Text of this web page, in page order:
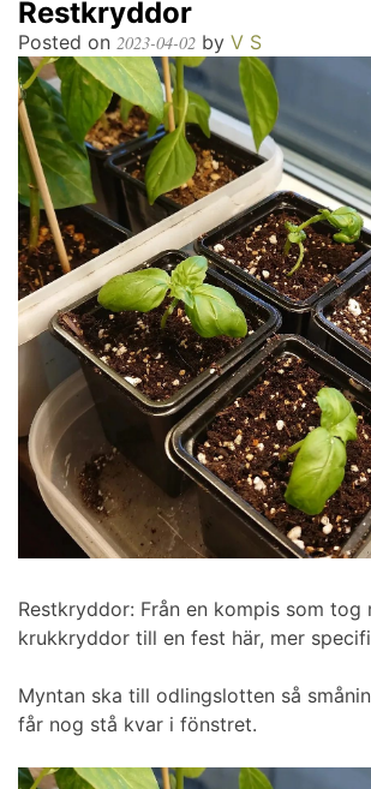
Restkryddor
Posted on 2023-04-02 by V S
Restkryddor: Från en kompis som tog
krukkryddor till en fest här, mer
Myntan ska till odlingslotten så
får nog stå kvar i fönstret.